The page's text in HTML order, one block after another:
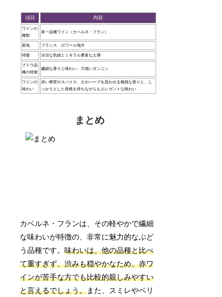
項目 内容
ワインの
種類
単一品種ワイン（カベルネ・フラン）
産地 フランス ロワール地方
特徴 冷涼な気候とミネラル豊富な土壌
ブドウ品
種の特徴
繊細な香りと味わい、力強いタンニン
ワインの
味わい
赤い果実やスパイス、土やハーブを思わせる複雑な香りと、し
っかりとした骨格を持ちながらもエレガントな味わい
まとめ
カベルネ・フランは、その軽やかで繊細
な味わいが特徴の、非常に魅力的なぶど
う品種です。味わいは、他の品種と比べ
て重すぎず、渋みも穏やかなため、赤ワ
インが苦手な方でも比較的親しみやすい
と言えるでしょう。また、スミレやベリ